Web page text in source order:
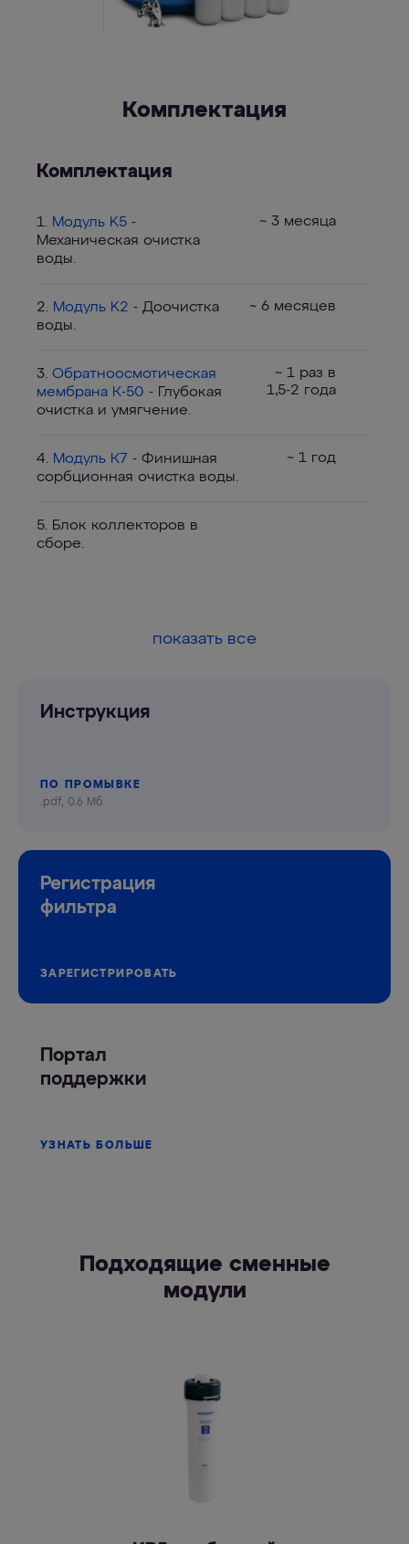
Комплектация
Комплектация
1. Модуль K5 -
Механическая очистка
воды.
~ 3 месяца
2. Модуль K2 - Доочистка
воды.
~ 6 месяцев
3. Обратноосмотическая
мембрана К-50 - Глубокая
очистка и умягчение.
~ 1 раз в
1,5-2 года
4. Модуль К7 - Финишная
сорбционная очистка воды.
~ 1 год
5. Блок коллекторов в
сборе.
показать все
Инструкция
ПО ПРОМЫВКЕ
.pdf, 0.6 Мб
Регистрация
фильтра
ЗАРЕГИСТРИРОВАТЬ
Портал
поддержки
УЗНАТЬ БОЛЬШЕ
Подходящие сменные
модули